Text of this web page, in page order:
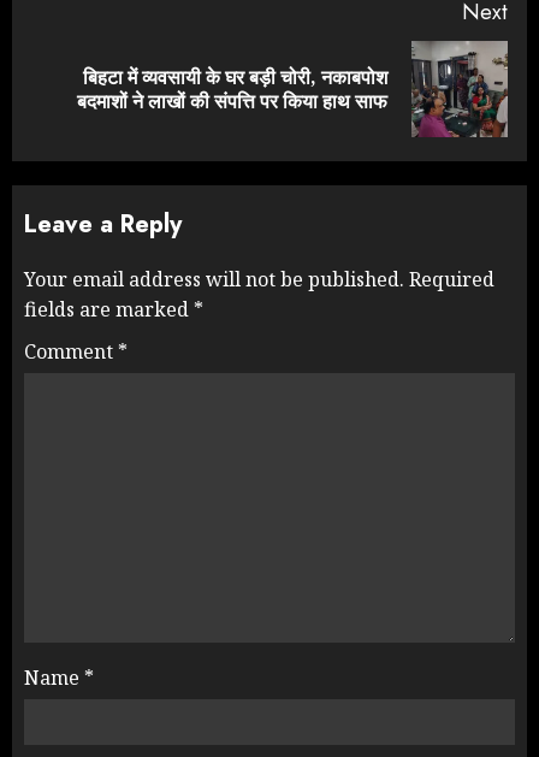
Next
post:
बिहटा में व्यवसायी के घर बड़ी चोरी, नकाबपोश
बदमाशों ने लाखों की संपत्ति पर किया हाथ साफ
Leave a Reply
Your email address will not be published. Required
fields are marked *
Comment *
Name *